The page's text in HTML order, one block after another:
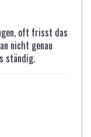
oft frisst das
nicht genau
ständig.